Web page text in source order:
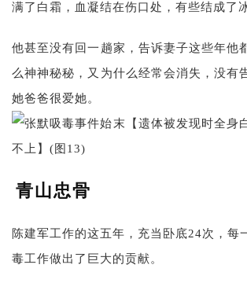
满了白霜，血凝结在伤口处，有些结成了冰
他甚至没有回一趟家，告诉妻子这些年他
么神神秘秘，又为什么经常会消失，没有
她爸爸很爱她。
青山忠骨
陈建军工作的这五年，充当卧底24次，每
毒工作做出了巨大的贡献。